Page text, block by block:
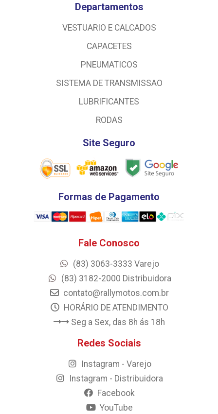
Departamentos
VESTUARIO E CALCADOS
CAPACETES
PNEUMATICOS
SISTEMA DE TRANSMISSAO
LUBRIFICANTES
RODAS
Site Seguro
Formas de Pagamento
Fale Conosco
(83) 3063-3333 Varejo
(83) 3182-2000 Distribuidora
contato@rallymotos.com.br
HORÁRIO DE ATENDIMENTO
Seg a Sex, das 8h ás 18h
Redes Sociais
Instagram - Varejo
Instagram - Distribuidora
Facebook
YouTube